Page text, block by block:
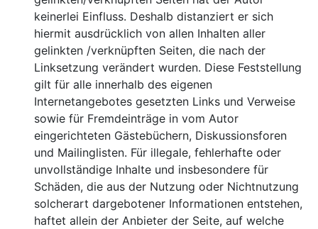
keinerlei Einfluss. Deshalb distanziert er sich
hiermit ausdrücklich von allen Inhalten aller
gelinkten /verknüpften Seiten, die nach der
Linksetzung verändert wurden. Diese Feststellung
gilt für alle innerhalb des eigenen
Internetangebotes gesetzten Links und Verweise
sowie für Fremdeinträge in vom Autor
eingerichteten Gästebüchern, Diskussionsforen
und Mailinglisten. Für illegale, fehlerhafte oder
unvollständige Inhalte und insbesondere für
Schäden, die aus der Nutzung oder Nichtnutzung
solcherart dargebotener Informationen entstehen,
haftet allein der Anbieter der Seite, auf welche